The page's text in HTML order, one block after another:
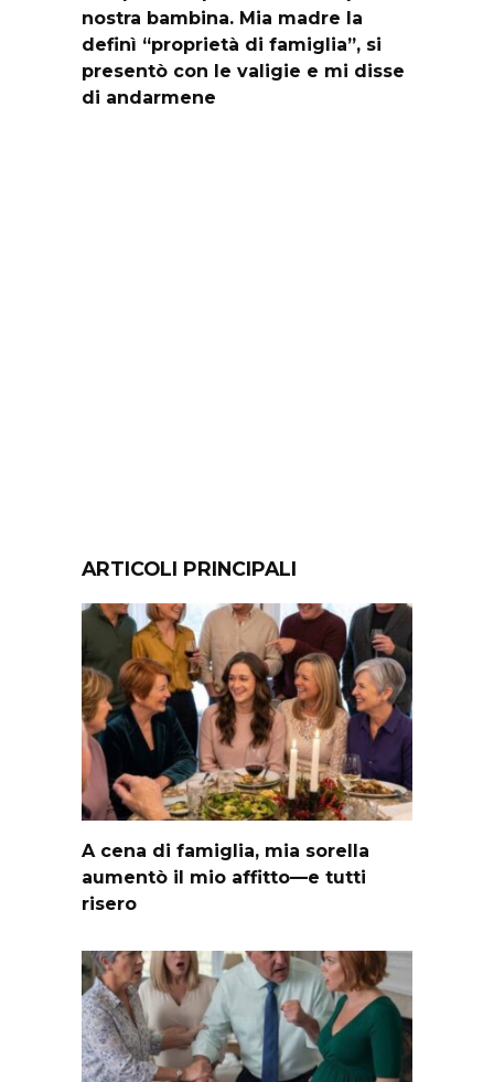
nostra bambina. Mia madre la
definì “proprietà di famiglia”, si
presentò con le valigie e mi disse
di andarmene
ARTICOLI PRINCIPALI
A cena di famiglia, mia sorella
aumentò il mio affitto—e tutti
risero